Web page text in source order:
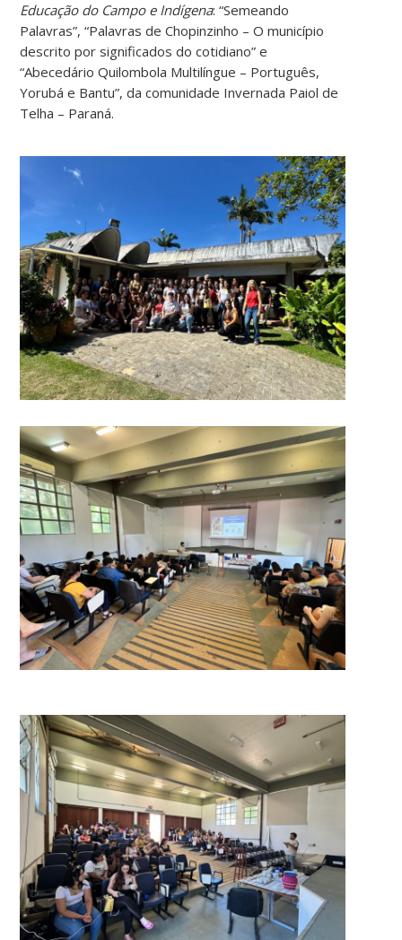
Educação do Campo e Indígena: “Semeando
Palavras”, “Palavras de Chopinzinho – O município
descrito por significados do cotidiano” e
“Abecedário Quilombola Multilíngue – Português,
Yorubá e Bantu”, da comunidade Invernada Paiol de
Telha – Paraná.